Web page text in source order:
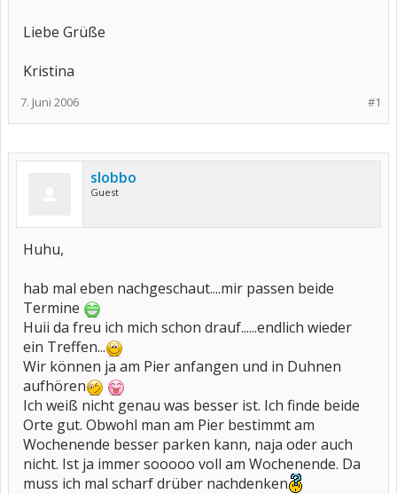
Liebe Grüße
Kristina
#1
7. Juni 2006
slobbo
Guest
Huhu,
hab mal eben nachgeschaut....mir passen beide
Termine
Huii da freu ich mich schon drauf......endlich wieder
ein Treffen...
Wir können ja am Pier anfangen und in Duhnen
aufhören
Ich weiß nicht genau was besser ist. Ich finde beide
Orte gut. Obwohl man am Pier bestimmt am
Wochenende besser parken kann, naja oder auch
nicht. Ist ja immer sooooo voll am Wochenende. Da
muss ich mal scharf drüber nachdenken